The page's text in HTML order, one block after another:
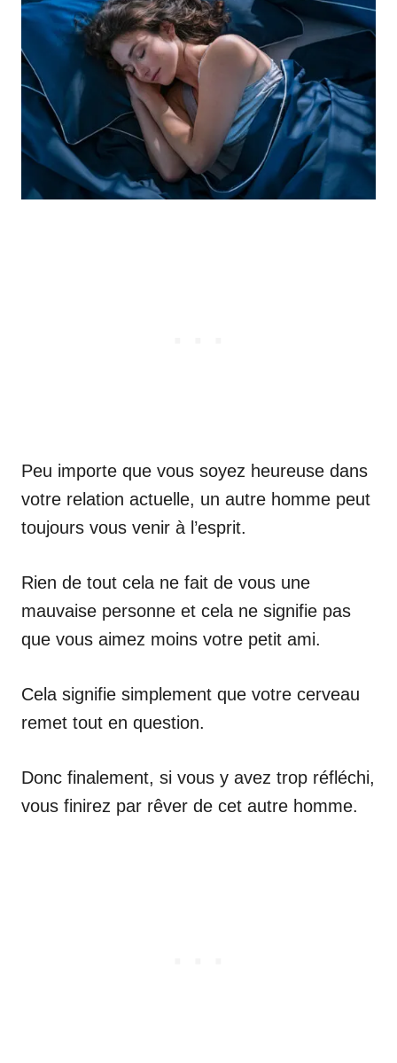
Peu importe que vous soyez heureuse dans
votre relation actuelle, un autre homme peut
toujours vous venir à l’esprit.
Rien de tout cela ne fait de vous une
mauvaise personne et cela ne signifie pas
que vous aimez moins votre petit ami.
Cela signifie simplement que votre cerveau
remet tout en question.
Donc finalement, si vous y avez trop réfléchi,
vous finirez par rêver de cet autre homme.